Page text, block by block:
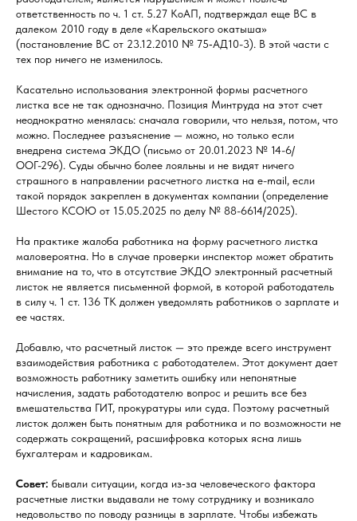
ответственность по ч. 1 ст. 5.27 КоАП, подтверждал еще ВС в
далеком 2010 году в деле «Карельского окатыша»
(постановление ВС от 23.12.2010 № 75‑АД10-3). В этой части с
тех пор ничего не изменилось.
Касательно использования электронной формы расчетного
листка все не так однозначно. Позиция Минтруда на этот счет
неоднократно менялась: сначала говорили, что нельзя, потом, что
можно. Последнее разъяснение — можно, но только если
внедрена система ЭКДО (письмо от 20.01.2023 № 14-6/
ООГ-296). Суды обычно более лояльны и не видят ничего
страшного в направлении расчетного листка на e-mail, если
такой порядок закреплен в документах компании (определение
Шестого КСОЮ от 15.05.2025 по делу № 88-6614/2025).
На практике жалоба работника на форму расчетного листка
маловероятна. Но в случае проверки инспектор может обратить
внимание на то, что в отсутствие ЭКДО электронный расчетный
листок не является письменной формой, в которой работодатель
в силу ч. 1 ст. 136 ТК должен уведомлять работников о зарплате и
ее частях.
Добавлю, что расчетный листок — это прежде всего инструмент
взаимодействия работника с работодателем. Этот документ дает
возможность работнику заметить ошибку или непонятные
начисления, задать работодателю вопрос и решить все без
вмешательства ГИТ, прокуратуры или суда. Поэтому расчетный
листок должен быть понятным для работника и по возможности не
содержать сокращений, расшифровка которых ясна лишь
бухгалтерам и кадровикам.
Совет: бывали ситуации, когда из‑за человеческого фактора
расчетные листки выдавали не тому сотруднику и возникало
недовольство по поводу разницы в зарплате. Чтобы избежать